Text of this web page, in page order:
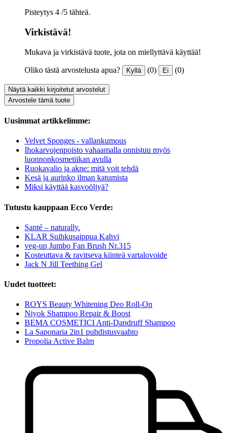
Pisteytys 4 /5 tähteä.
Virkistävä!
Mukava ja virkistävä tuote, jota on miellyttävä käyttää!
Oliko tästä arvostelusta apua? Kyllä (0) Ei (0)
Näytä kaikki kirjoitetut arvostelut
Arvostele tämä tuote
Uusimmat artikkelimme:
Velvet Sponges - vallankumous
Ihokarvojenpoisto vahaamalla onnistuu myös
luonnonkosmetiikan avulla
Ruokavalio ja akne: mitä voit tehdä
Kesä ja aurinko ilman katumista
Miksi käyttää kasvoöljyä?
Tutustu kauppaan Ecco Verde:
Santé – naturally.
KLAR Suihkusaippua Kahvi
veg-up Jumbo Fan Brush Nr.315
Kosteuttava & ravitseva kiinteä vartalovoide
Jack N Jill Teething Gel
Uudet tuotteet:
ROYS Beauty Whitening Deo Roll-On
Niyok Shampoo Repair & Boost
BEMA COSMETICI Anti-Dandruff Shampoo
La Saponaria 2in1 puhdistusvaahto
Propolia Active Balm